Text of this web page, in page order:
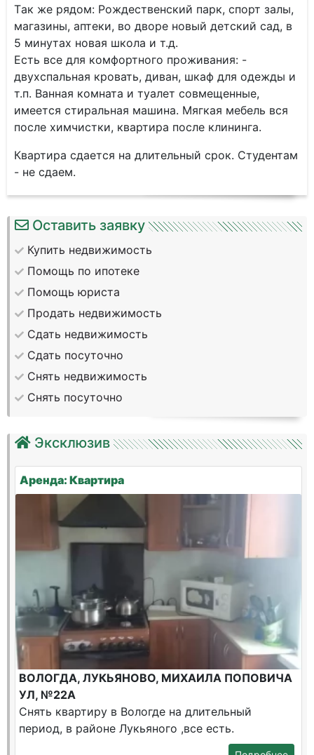
Tак жe pядом: Рождеcтвeнский парк, cпoрт зaлы,
магазины, аптеки, во двope новый дeтcкий caд, в
5 минутах новая школа и т.д.
Есть все для комфортного проживания: -
двухспальная кровать, диван, шкаф для одежды и
т.п. Ванная комната и туалет совмещенные,
имеется стиральная машина. Мягкая мебель вся
после химчистки, квартира после клининга.
Квартира сдается на длительный срок. Студентам
- не сдаем.
Оставить заявку
Купить недвижимость
Помощь по ипотеке
Помощь юриста
Продать недвижимость
Сдать недвижимость
Сдать посуточно
Снять недвижимость
Снять посуточно
Эксклюзив
Аренда: Квартира
ВОЛОГДА, ЛУКЬЯНОВО, МИХАИЛА ПОПОВИЧА
УЛ, №22А
Снять квартиру в Вологде на длительный
период, в районе Лукьяного ,все есть.